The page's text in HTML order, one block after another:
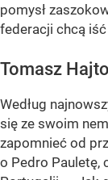
pomysł
federacji chcą
Tomasz
Według
się ze swoim
zapomnieć od
o Pedro Pauletę,